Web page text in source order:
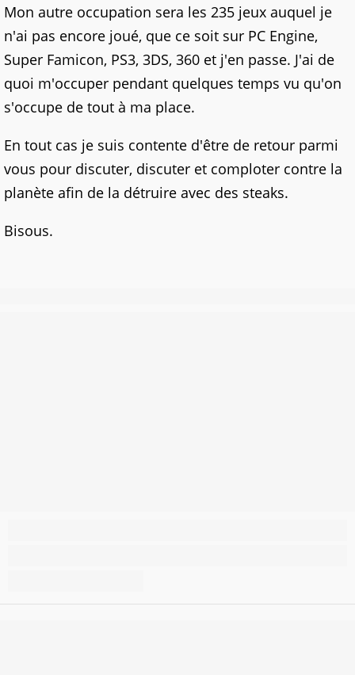
Mon autre occupation sera les 235 jeux auquel je
n'ai pas encore joué, que ce soit sur PC Engine,
Super Famicon, PS3, 3DS, 360 et j'en passe. J'ai de
quoi m'occuper pendant quelques temps vu qu'on
s'occupe de tout à ma place.
En tout cas je suis contente d'être de retour parmi
vous pour discuter, discuter et comploter contre la
planète afin de la détruire avec des steaks.
Bisous.